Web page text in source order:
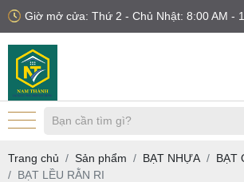
Giờ mở cửa: Thứ 2 - Chủ Nhật: 8:00 AM -
Trang chủ Sản phẩm BẠT NHỰA
BẠT
BẠT LỀU RẰN RI